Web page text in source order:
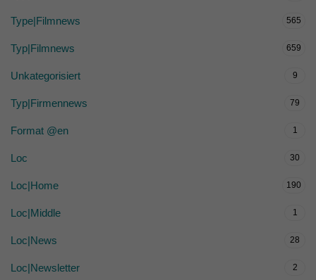
Type|Filmnews 565
Typ|Filmnews 659
Unkategorisiert 9
Typ|Firmennews 79
Format @en 1
Loc 30
Loc|Home 190
Loc|Middle 1
Loc|News 28
Loc|Newsletter 2